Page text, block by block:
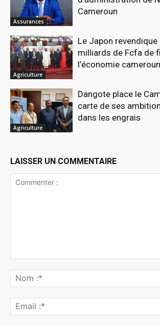
Assurances
Cameroun
Agriculture
Le Japon
milliards de Fcfa de
l’économie
Agriculture
Dangote place le
carte de ses
dans les engrais
LAISSER UN COMMENTAIRE